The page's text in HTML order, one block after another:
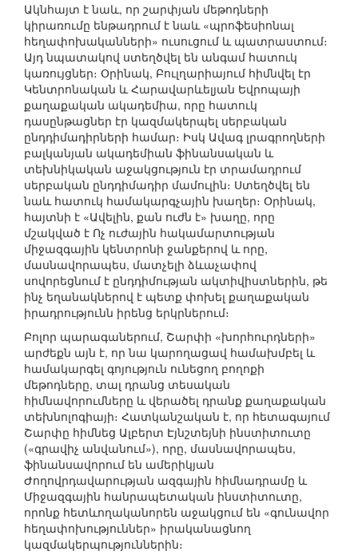
Ակնհայտ է նաև, որ շարփյան մեթոդների
կիրառումը ենթադրում է նաև «պրոֆեսիոնալ
հեղափոխականների» ուսուցում և պատրաստում։
Այդ նպատակով ստեղծվել են անգամ հատուկ
կառույցներ։ Օրինակ, Բուլղարիայում հիմնվել էր
Կենտրոնական և Հարավարևելյան Եվրոպայի
քաղաքական ակադեմիա, որը հատուկ
դասընթացներ էր կազմակերպել սերբական
ընդդիմադիրների համար։ Իսկ Ավագ լրագրողների
բալկանյան ակադեմիան ֆինանսական և
տեխնիկական աջակցություն էր տրամադրում
սերբական ընդդիմադիր մամուլին։ Ստեղծվել են
նաև հատուկ համակարգչային խաղեր։ Օրինակ,
հայտնի է «Ավելին, քան ուժն է» խաղը, որը
մշակված է Ոչ ուժային հակամարտության
միջազգային կենտրոնի ջանքերով և որը,
մասնավորապես, մատչելի ձևաչափով
սովորեցնում է ընդդիմության ակտիվիստներին, թե
ինչ եղանակներով է պետք փոխել քաղաքական
իրադրությունն իրենց երկրներում։
Բոլոր պարագաներում, Շարփի «խորհուրդների»
արժեքն այն է, որ նա կարողացավ համախմբել և
համակարգել գոյություն ունեցող բողոքի
մեթոդները, տալ դրանց տեսական
հիմնավորումները և վերածել դրանք քաղաքական
տեխնոլոգիայի։ Հատկանշական է, որ հետագայում
Շարփը հիմնեց Ալբերտ Էյնշտեյնի ինստիտուտը
(«գրավիչ անվանում»), որը, մասնավորապես,
ֆինանսավորում են ամերիկյան
Ժողովրդավարության ազգային հիմնադրամը և
Միջազգային հանրապետական ինստիտուտը,
որոնք հետևողականորեն աջակցում են «գունավոր
հեղափոխություններ» իրականացնող
կազմակերպություններին։